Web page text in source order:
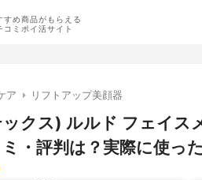
すめ商品がもらえる
コミポイ活サイト
ア リフトアップ美顔器
クス) ルルド フェイ
・評判は？実際に使っ